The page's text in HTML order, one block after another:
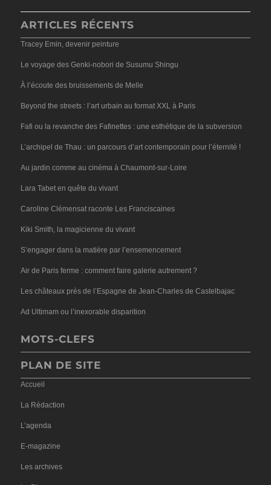
ARTICLES RÉCENTS
Tracey Emin, devenir peinture
Le voyage des Genki-nobori de Susumu Shingu
À l’écoute des bruissements de Melle
Beyond the streets : l’art urbain au format XXL à Paris
Fafi ou la revanche des Fafinettes : une esthétique de la subversion
L’archipel de Thau : un parcours d’art contemporain pour l’éternité !
Au jardin comme au cinéma à Chaumont-sur-Loire
Lara Tabet en quête du vivant
Caroline Clémensat raconte Les Franciscaines
Kiki Smith, la magicienne du vivant
S’engager dans la matière par l’ensemencement
Air de Paris ferme : comment faire galerie autrement ?
Les châteaux près de l’Espagne de Jean-Charles de Castelbajac
Ad Ultimam ou l’inexorable disparition
MOTS-CLEFS
PLAN DE SITE
Accueil
La Rédaction
L’agenda
E-magazine
Les archives